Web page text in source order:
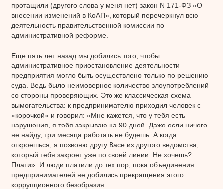
протащили (другого слова у меня нет) закон N 171-ФЗ «О
внесении изменений в КоАП», который перечеркнул всю
деятельность правительственной комиссии по
административной реформе.
Еще пять лет назад мы добились того, чтобы
административное приостановление деятельности
предприятия могло быть осуществлено только по решению
суда. Ведь было неимоверное количество злоупотреблений
со стороны проверяющих. Это же классическая схема
вымогательства: к предпринимателю приходил человек с
«корочкой» и говорил: «Мне кажется, что у тебя есть
нарушения, я тебя закрываю на 90 дней. Даже если ничего
не найду, три месяца работать не будешь. А когда
откроешься, я позвоню другу Васе из другого ведомства,
который тебя закроет уже по своей линии. Не хочешь?
Плати». И люди платили до тех пор, пока объединения
предпринимателей не добились прекращения этого
коррупционного безобразия.